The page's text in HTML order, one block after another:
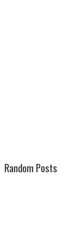
Random Posts